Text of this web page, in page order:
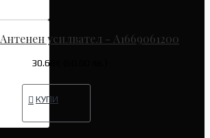
Антенен усилвател - A1669061200
30.68€ (60.00 лв.)
КУПИ